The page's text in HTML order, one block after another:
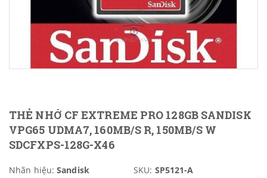
THẺ NHỚ CF EXTREME PRO 128GB SANDISK
VPG65 UDMA7, 160MB/S R, 150MB/S W
SDCFXPS-128G-X46
Nhãn hiệu: Sandisk SKU: SP5121-A